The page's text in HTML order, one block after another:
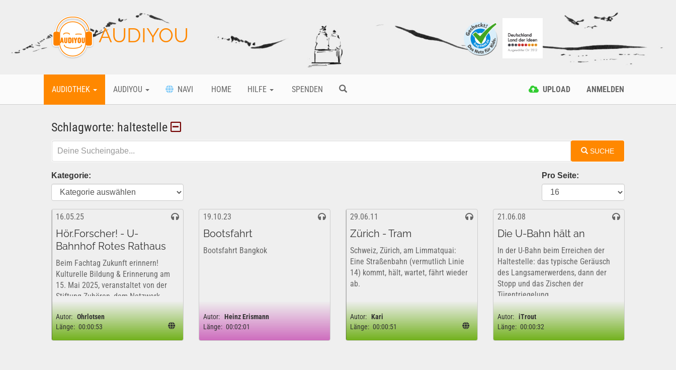
AUDIYOU
AUDIOTHEK AUDIYOU NAVI HOME HILFE SPENDEN UPLOAD ANMELDEN
Schlagworte: haltestelle
SUCHE
Kategorie: Pro Seite:
16.05.25
Hör.Forscher! - U-
Bahnhof Rotes Rathaus
Beim Fachtag Zukunft erinnern!
Kulturelle Bildung & Erinnerung am
15. Mai 2025, veranstaltet von der
Stiftung Zuhören, dem Netzwerk
Junge Ohren und der PwC-Stiftung
haben sich Teilnehmer*innen
medienpraktisch mit den
Soundscapes rund um den...
Autor: Ohrlotsen
Länge: 00:00:53
19.10.23
Bootsfahrt
Bootsfahrt Bangkok
Autor: Heinz Erismann
Länge: 00:02:01
29.06.11
Zürich - Tram
Schweiz, Zürich, am Limmatquai:
Eine Straßenbahn (vermutlich Linie
14) kommt, hält, wartet, fährt wieder
ab.
Autor: Kari
Länge: 00:00:51
21.06.08
Die U-Bahn hält an
In der U-Bahn beim Erreichen der
Haltestelle: das typische Geräusch
des Langsamerwerdens, dann der
Stopp und das Zischen der
Türentriegelung.
Autor: iTrout
Länge: 00:00:32